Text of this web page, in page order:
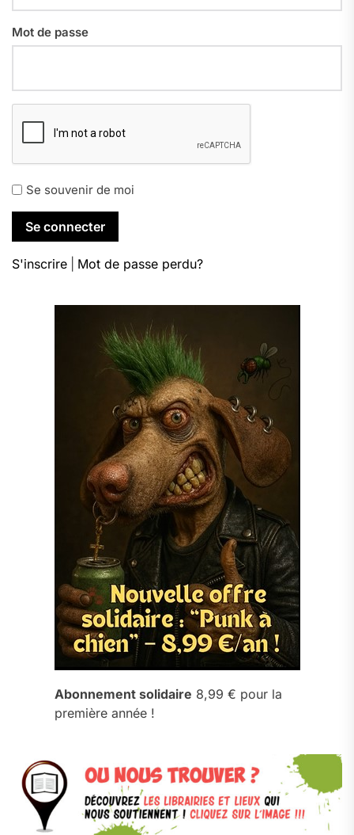
Mot de passe
Se souvenir de moi
S'inscrire Mot de passe perdu?
Abonnement solidaire 8,99 € pour la
première année !